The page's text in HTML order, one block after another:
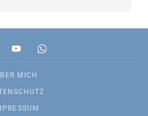
MICH